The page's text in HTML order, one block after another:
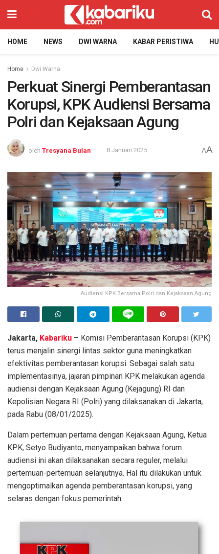
HOME NEWS DWI WARNA KABAR PERISTIWA
Home Dwi Warna
Perkuat Sinergi Pemberantasan
Korupsi, KPK Audiensi Bersama
Polri dan Kejaksaan Agung
oleh Tresyana Bulan 8 Januari 2025 AA
Audiensi KPK Bersama Polri dan Kejaksaan Agung
Jakarta, Kabariku – Komisi Pemberantasan Korupsi (KPK)
terus menjalin sinergi lintas sektor guna meningkatkan
efektivitas pemberantasan korupsi. Sebagai salah satu
implementasinya, jajaran pimpinan KPK melakukan agenda
audiensi dengan Kejaksaan Agung (Kejagung) RI dan
Kepolisian Negara RI (Polri) yang dilaksanakan di Jakarta,
pada Rabu (08/01/2025).
Dalam pertemuan pertama dengan Kejaksaan Agung, Ketua
KPK, Setyo Budiyanto, menyampaikan bahwa forum
audiensi ini akan dilaksanakan secara reguler, melalui
pertemuan-pertemuan selanjutnya. Hal itu dilakukan untuk
mengoptimalkan agenda pemberantasan korupsi, yang
selaras dengan fokus pemerintah.